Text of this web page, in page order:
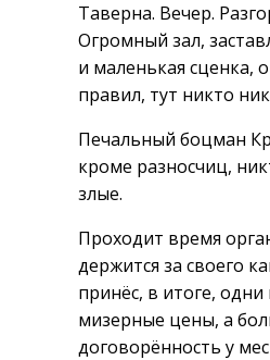
Таверна. Вечер.
Огромный зал,
и маленькая сценка,
правил, тут никто
Печальный боцман
кроме разносчиц,
злые.
Проходит время
держится за своего
принёс, в итоге,
мизерные цены, а
договорённость у